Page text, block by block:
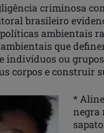
criminosa
brasileiro
ambientais
que
indivíduos ou
corpos e construir
*
negra